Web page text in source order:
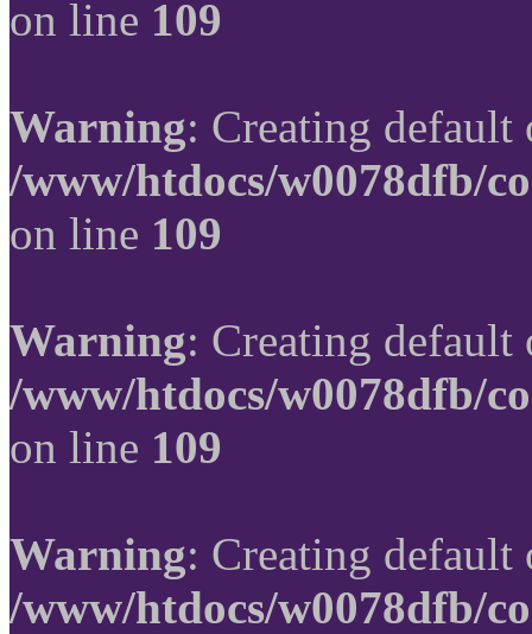
on line 109
Warning: Creating
/www/htdocs/w0078dfb/
on line 109
Warning: Creating
/www/htdocs/w0078dfb/
on line 109
Warning: Creating
/www/htdocs/w0078dfb/